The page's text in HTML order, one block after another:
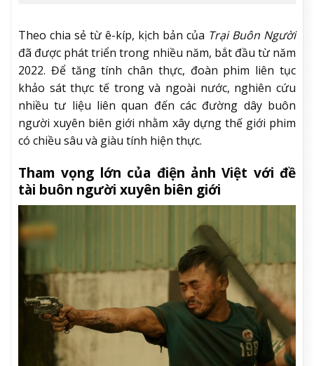
Theo chia sẻ từ ê-kíp, kịch bản của Trại Buôn Người
đã được phát triển trong nhiều năm, bắt đầu từ năm
2022. Để tăng tính chân thực, đoàn phim liên tục
khảo sát thực tế trong và ngoài nước, nghiên cứu
nhiều tư liệu liên quan đến các đường dây buôn
người xuyên biên giới nhằm xây dựng thế giới phim
có chiều sâu và giàu tính hiện thực.
Tham vọng lớn của điện ảnh Việt với đề
tài buôn người xuyên biên giới